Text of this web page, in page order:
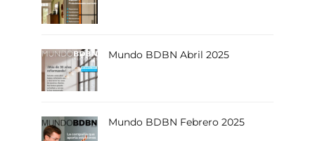
Mundo BDBN Abril 2025
Mundo BDBN Febrero 2025